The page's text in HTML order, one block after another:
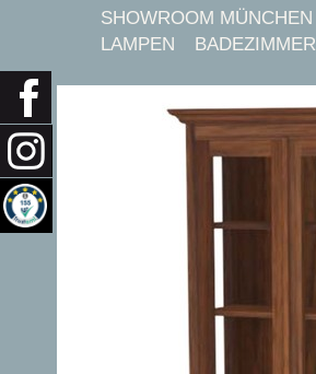
SHOWROOM MÜNCHEN
LAMPEN
BADEZIMMER